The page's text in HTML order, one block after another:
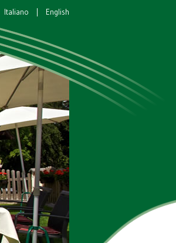
Italiano English